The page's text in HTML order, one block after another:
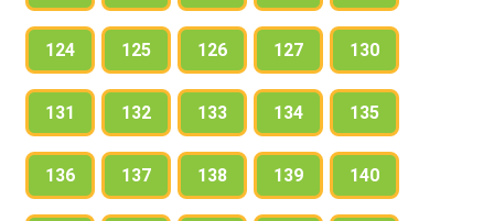
124 125 126 127 130
131 132 133 134 135
136 137 138 139 140